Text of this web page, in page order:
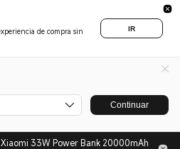
de compra sin
IR
Continuar
33W Power Bank 20000mAh